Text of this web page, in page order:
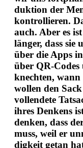
duktion der
kontrol­lieren.
auch. Aber es
länger, dass sie
über die Apps
über QR-Codes
knechten,
wollen den
vollendete
ihres Denkens
denken, dass
muss, weil er
digkeit getan